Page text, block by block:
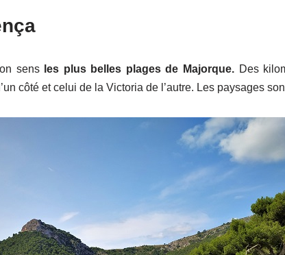
sens les plus belles plages de Majorque. Des
côté et celui de la Victoria de l’autre. Les paysages